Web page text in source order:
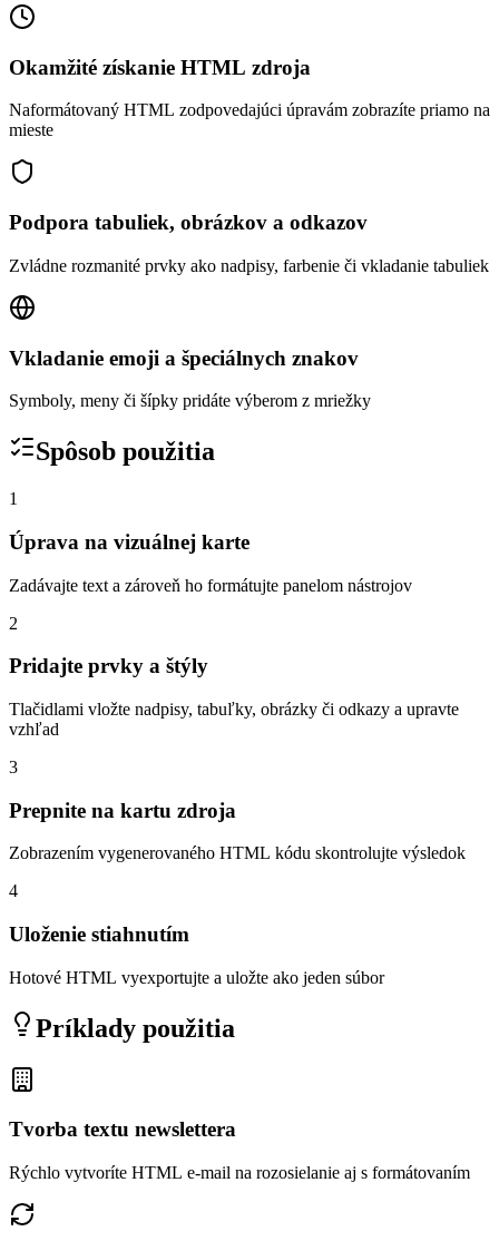
Okamžité získanie HTML zdroja
Naformátovaný HTML zodpovedajúci úpravám zobrazíte priamo na
mieste
Podpora tabuliek, obrázkov a odkazov
Zvládne rozmanité prvky ako nadpisy, farbenie či vkladanie tabuliek
Vkladanie emoji a špeciálnych znakov
Symboly, meny či šípky pridáte výberom z mriežky
Spôsob použitia
1
Úprava na vizuálnej karte
Zadávajte text a zároveň ho formátujte panelom nástrojov
2
Pridajte prvky a štýly
Tlačidlami vložte nadpisy, tabuľky, obrázky či odkazy a upravte
vzhľad
3
Prepnite na kartu zdroja
Zobrazením vygenerovaného HTML kódu skontrolujte výsledok
4
Uloženie stiahnutím
Hotové HTML vyexportujte a uložte ako jeden súbor
Príklady použitia
Tvorba textu newslettera
Rýchlo vytvoríte HTML e-mail na rozosielanie aj s formátovaním